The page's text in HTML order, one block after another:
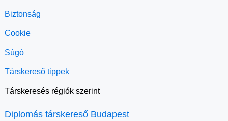
Biztonság
Cookie
Súgó
Társkereső tippek
Társkeresés régiók szerint
Diplomás társkereső Budapest